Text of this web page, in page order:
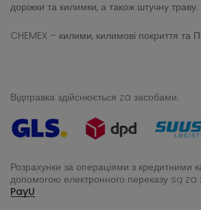
доріжки та килимки, а також штучну траву.
CHEMEX – килими, килимові покриття
Відправка здійснюється za засобами:
Розрахунки за операціями з кредитними
допомогою електронного переказу są za
PayU